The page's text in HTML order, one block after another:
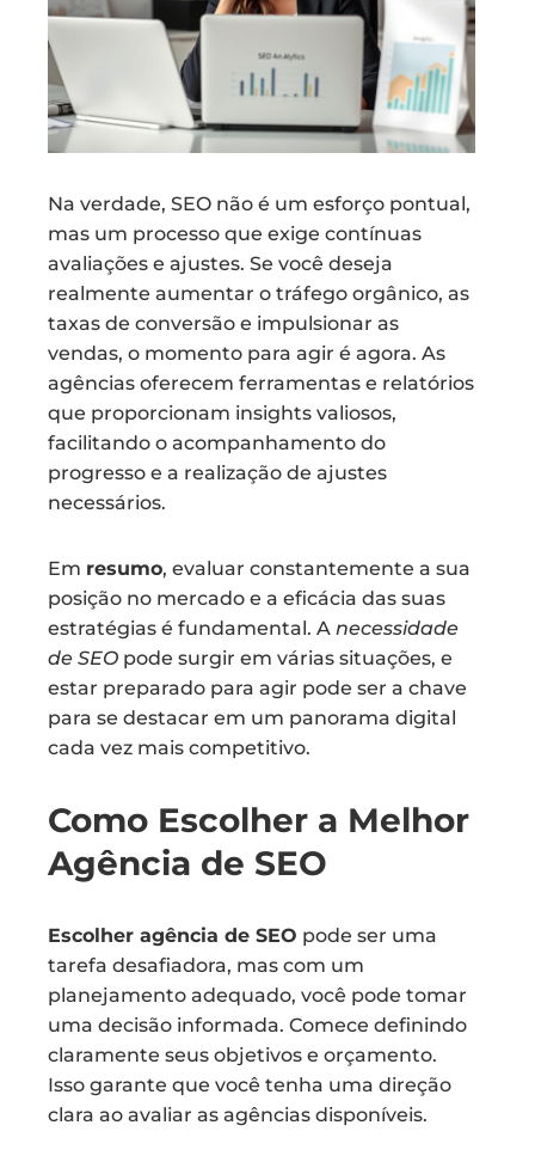
Na verdade, SEO não é um esforço pontual,
mas um processo que exige contínuas
avaliações e ajustes. Se você deseja
realmente aumentar o tráfego orgânico, as
taxas de conversão e impulsionar as
vendas, o momento para agir é agora. As
agências oferecem ferramentas e relatórios
que proporcionam insights valiosos,
facilitando o acompanhamento do
progresso e a realização de ajustes
necessários.
Em resumo, evaluar constantemente a sua
posição no mercado e a eficácia das suas
estratégias é fundamental. A necessidade
de SEO pode surgir em várias situações, e
estar preparado para agir pode ser a chave
para se destacar em um panorama digital
cada vez mais competitivo.
Como Escolher a Melhor
Agência de SEO
Escolher agência de SEO pode ser uma
tarefa desafiadora, mas com um
planejamento adequado, você pode tomar
uma decisão informada. Comece definindo
claramente seus objetivos e orçamento.
Isso garante que você tenha uma direção
clara ao avaliar as agências disponíveis.